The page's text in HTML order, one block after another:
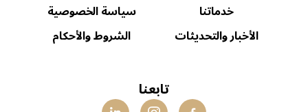
خدماتنا
الأخبار والتحديثات
سياسة الخصوصية
الشروط والأحكام
تابعنا